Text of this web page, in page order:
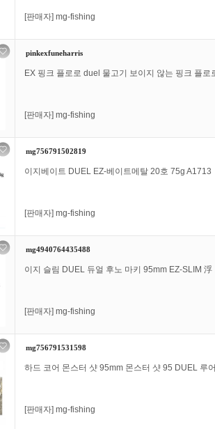
[판매자] mg-fishing
pinkexfuneharris
EX 핑크 플로로 duel 물고기 보이지 않는 핑크 플
[판매자] mg-fishing
mg756791502819
이지베이트 DUEL EZ-베이트메탈 20호 75g A1713
[판매자] mg-fishing
mg4940764435488
이지 슬림 DUEL 듀얼 후노 마키 95mm EZ-SLIM
[판매자] mg-fishing
mg756791531598
하드 코어 몬스터 샷 95mm 몬스터 샷 95 DUEL 루
[판매자] mg-fishing